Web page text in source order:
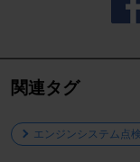
関連タグ
エンジンシステム点検